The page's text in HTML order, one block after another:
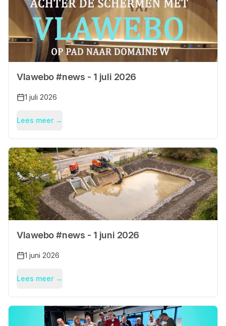
Vlawebo #news - 1 juli 2026
1 juli 2026
Lees meer →
Vlawebo #news - 1 juni 2026
1 juni 2026
Lees meer →